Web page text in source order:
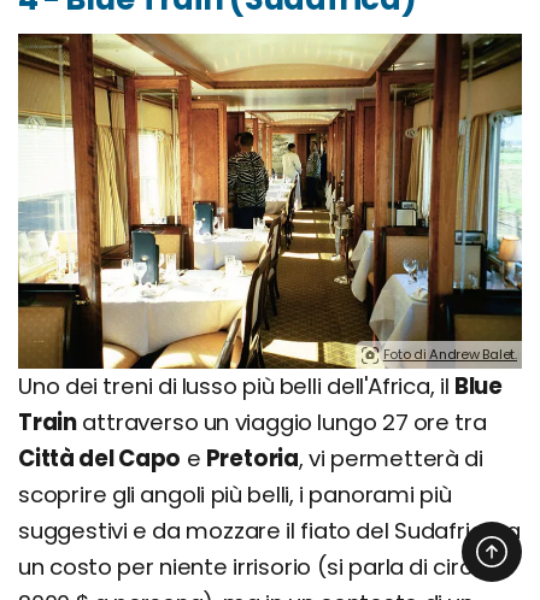
Foto di Andrew Balet.
Uno dei treni di lusso più belli dell'Africa, il Blue
Train attraverso un viaggio lungo 27 ore tra
Città del Capo e Pretoria, vi permetterà di
scoprire gli angoli più belli, i panorami più
suggestivi e da mozzare il fiato del Sudafrica, a
un costo per niente irrisorio (si parla di circa